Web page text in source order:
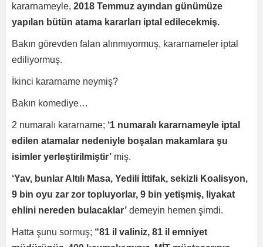
kararnameyle, 2018 Temmuz ayından günümüze
yapılan bütün atama kararları iptal edilecekmiş.
Bakın görevden falan alınmıyormuş, kararnameler iptal
ediliyormuş.
İkinci kararname neymiş?
Bakın komediye…
2 numaralı kararname; ‘1 numaralı kararnameyle iptal
edilen atamalar nedeniyle boşalan makamlara şu
isimler yerleştirilmiştir’ miş.
‘Yav, bunlar Altılı Masa, Yedili İttifak, sekizli Koalisyon,
9 bin oyu zar zor topluyorlar, 9 bin yetişmiş, liyakat
ehlini nereden bulacaklar’ demeyin hemen şimdi.
Hatta şunu sormuş; “81 il valiniz, 81 il emniyet